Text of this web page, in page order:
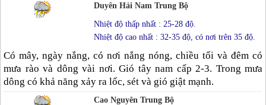
Duyên Hải Nam Trung Bộ
Nhiệt độ thấp nhất : 25-28 độ.
Nhiệt độ cao nhất : 32-35 độ, có nơi trên 35 độ.
Có mây, ngày nắng, có nơi nắng nóng, chiều tối và đêm có
mưa rào và dông vài nơi. Gió tây nam cấp 2-3. Trong mưa
dông có khả năng xảy ra lốc, sét và gió giật mạnh.
Cao Nguyên Trung Bộ